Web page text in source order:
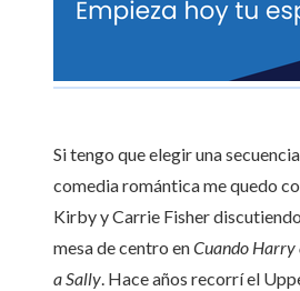
Si tengo que elegir una
comedia romántica me quedo
Kirby y Carrie Fisher
mesa de centro enCuando Harry
a Sally. Hace años recorrí el